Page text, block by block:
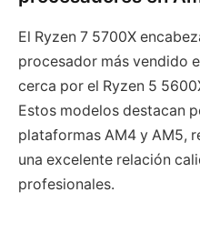
El Ryzen 7 5700X
procesador más vendido
cerca por el Ryzen 5
Estos modelos destacan
plataformas AM4 y AM5,
una excelente relación
profesionales.